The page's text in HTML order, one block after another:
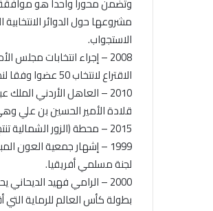
مشروعها حول الدوائر
الاستجواب.
الاقتراع لانتخاب 50 عضوا وفقا لنظام الدوائر الجديد الذي يطبق للمرة الأولى في تاريخ الكويت البرلماني.
2010 – العاهل الأردني
قلادة الأمير الحسين بن علي
2015 – محطة (الزور الشمالية تنتج أول ميغاواط من الطاقة الكهربائية بعد 18 شهرا من إنشائها.
لجنة مسلمي أفريقيا.
2000 – الرامي فهيد
بطولة كأس العالم للرماية